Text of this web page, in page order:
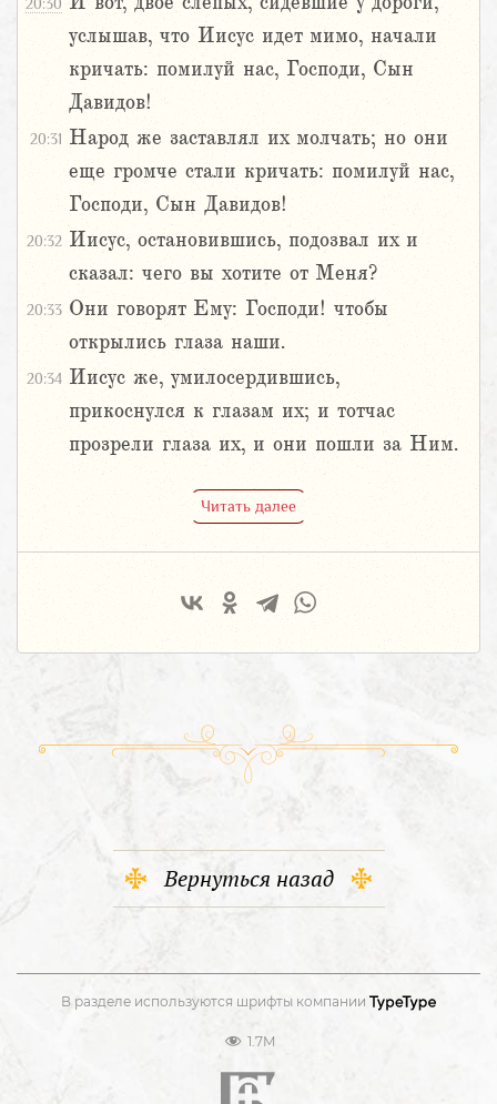
20:30
услышав, что Иисус идет мимо, начали
кричать: помилуй нас, Господи, Сын
Давидов!
20:31 Народ же заставлял их молчать; но они
еще громче стали кричать: помилуй нас,
Господи, Сын Давидов!
20:32 Иисус, остановившись, подозвал их и
сказал: чего вы хотите от Меня?
20:33 Они говорят Ему: Господи! чтобы
открылись глаза наши.
20:34 Иисус же, умилосердившись,
прикоснулся к глазам их; и тотчас
прозрели глаза их, и они пошли за Ним.
Читать далее
Вернуться назад
В разделе используются шрифты компании
1.7M